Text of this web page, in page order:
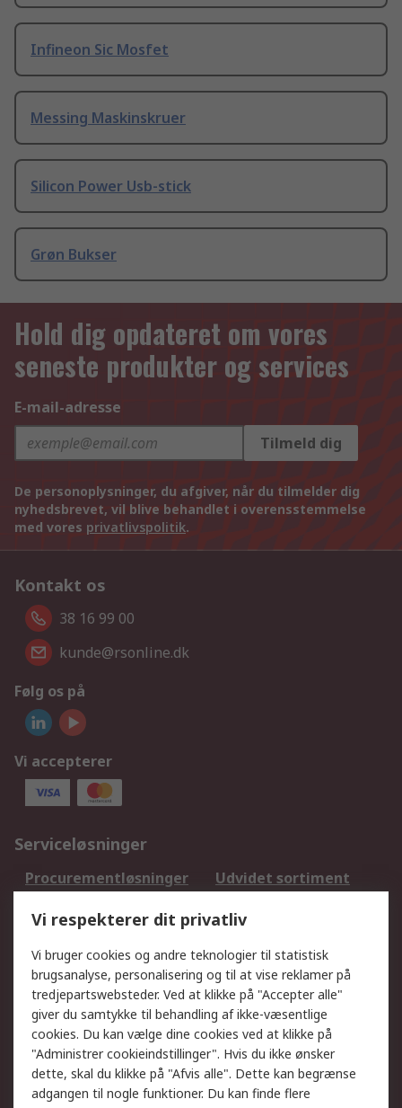
Infineon Sic Mosfet
Messing Maskinskruer
Silicon Power Usb-stick
Grøn Bukser
Hold dig opdateret om vores
seneste produkter og services
E-mail-adresse
Tilmeld dig
De personoplysninger, du afgiver, når du tilmelder dig
nyhedsbrevet, vil blive behandlet i overensstemmelse
med vores privatlivspolitik.
Kontakt os
38 16 99 00
kunde@rsonline.dk
Følg os på
Vi accepterer
Serviceløsninger
Procurementløsninger
Udvidet sortiment
DesignSpark
Teknisk Support
Dit lokale salgsteam
Eksportløsninger
Support
Få hjælp
Returnering
Levering
Spor min ordre
Fakturakopi
Betalingsmuligheder
Vi respekterer dit privatliv
Vi bruger cookies og andre teknologier til statistisk
brugsanalyse, personalisering og til at vise reklamer på
tredjepartswebsteder. Ved at klikke på "Accepter alle"
giver du samtykke til behandling af ikke-væsentlige
cookies. Du kan vælge dine cookies ved at klikke på
"Administrer cookieindstillinger". Hvis du ikke ønsker
dette, skal du klikke på "Afvis alle". Dette kan begrænse
adgangen til nogle funktioner. Du kan finde flere